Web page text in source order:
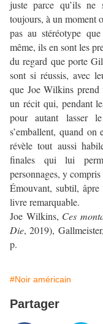
juste parce qu’ils ne
toujours, à un moment
pas au stéréotype
même, ils en sont les
du regard que porte
sont si réussis, avec
que Joe Wilkins prend
un récit qui, pendant
pour autant lasser
s’emballent, quand
révèle tout aussi
finales qui lui
personnages, y
Émouvant, subtil, âpre
livre remarquable.
Joe Wilkins, Ces
Die, 2019),
p.
#Noir américain
Partager